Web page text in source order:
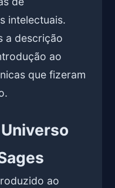
intelectuais.
a descrição
ao
que fizeram
ao